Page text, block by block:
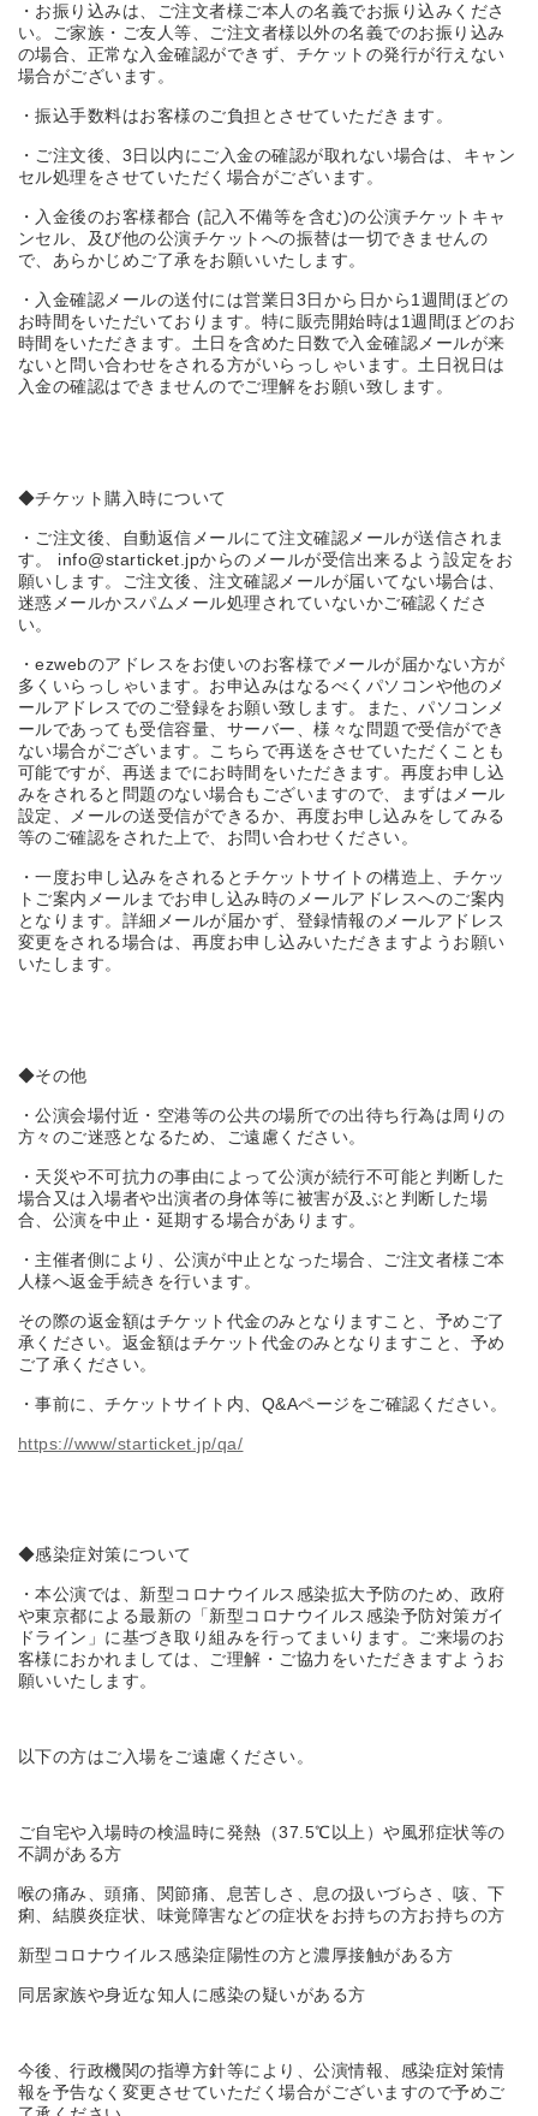
・お振り込みは、ご注文者様ご本人の名義でお振り込みくださ
い。ご家族・ご友人等、ご注文者様以外の名義でのお振り込み
の場合、正常な入金確認ができず、チケットの発行が行えない
場合がございます。
・振込手数料はお客様のご負担とさせていただきます。
・ご注文後、3日以内にご入金の確認が取れない場合は、キャン
セル処理をさせていただく場合がございます。
・入金後のお客様都合 (記入不備等を含む)の公演チケットキャ
ンセル、及び他の公演チケットへの振替は一切できませんの
で、あらかじめご了承をお願いいたします。
・入金確認メールの送付には営業日3日から日から1週間ほどの
お時間をいただいております。特に販売開始時は1週間ほどのお
時間をいただきます。土日を含めた日数で入金確認メールが来
ないと問い合わせをされる方がいらっしゃいます。土日祝日は
入金の確認はできませんのでご理解をお願い致します。
◆チケット購入時について
・ご注文後、自動返信メールにて注文確認メールが送信されま
す。 info@starticket.jpからのメールが受信出来るよう設定をお
願いします。ご注文後、注文確認メールが届いてない場合は、
迷惑メールかスパムメール処理されていないかご確認くださ
い。
・ezwebのアドレスをお使いのお客様でメールが届かない方が
多くいらっしゃいます。お申込みはなるべくパソコンや他のメ
ールアドレスでのご登録をお願い致します。また、パソコンメ
ールであっても受信容量、サーバー、様々な問題で受信ができ
ない場合がございます。こちらで再送をさせていただくことも
可能ですが、再送までにお時間をいただきます。再度お申し込
みをされると問題のない場合もございますので、まずはメール
設定、メールの送受信ができるか、再度お申し込みをしてみる
等のご確認をされた上で、お問い合わせください。
・一度お申し込みをされるとチケットサイトの構造上、チケッ
トご案内メールまでお申し込み時のメールアドレスへのご案内
となります。詳細メールが届かず、登録情報のメールアドレス
変更をされる場合は、再度お申し込みいただきますようお願い
いたします。
◆その他
・公演会場付近・空港等の公共の場所での出待ち行為は周りの
方々のご迷惑となるため、ご遠慮ください。
・天災や不可抗力の事由によって公演が続行不可能と判断した
場合又は入場者や出演者の身体等に被害が及ぶと判断した場
合、公演を中止・延期する場合があります。
・主催者側により、公演が中止となった場合、ご注文者様ご本
人様へ返金手続きを行います。
その際の返金額はチケット代金のみとなりますこと、予めご了
承ください。返金額はチケット代金のみとなりますこと、予め
ご了承ください。
・事前に、チケットサイト内、Q&Aページをご確認ください。
https://www/starticket.jp/qa/
◆感染症対策について
・本公演では、新型コロナウイルス感染拡大予防のため、政府
や東京都による最新の「新型コロナウイルス感染予防対策ガイ
ドライン」に基づき取り組みを行ってまいります。ご来場のお
客様におかれましては、ご理解・ご協力をいただきますようお
願いいたします。
以下の方はご入場をご遠慮ください。
ご自宅や入場時の検温時に発熱（37.5℃以上）や風邪症状等の
不調がある方
喉の痛み、頭痛、関節痛、息苦しさ、息の扱いづらさ、咳、下
痢、結膜炎症状、味覚障害などの症状をお持ちの方お持ちの方
新型コロナウイルス感染症陽性の方と濃厚接触がある方
同居家族や身近な知人に感染の疑いがある方
今後、行政機関の指導方針等により、公演情報、感染症対策情
報を予告なく変更させていただく場合がございますので予めご